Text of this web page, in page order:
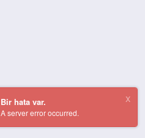
Bir hata var.
A server error occurred.